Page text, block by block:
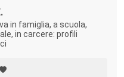
in famiglia, a scuola,
in carcere: profili